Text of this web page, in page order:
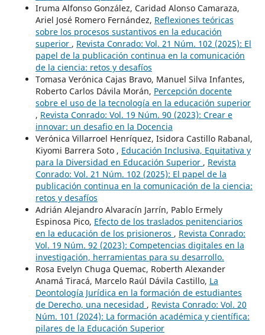
Iruma Alfonso González, Caridad Alonso Camaraza,
Ariel José Romero Fernández, Reflexiones teóricas
sobre los procesos sustantivos en la educación
superior , Revista Conrado: Vol. 21 Núm. 102 (2025): El
papel de la publicación continua en la comunicación
de la ciencia: retos y desafíos
Tomasa Verónica Cajas Bravo, Manuel Silva Infantes,
Roberto Carlos Dávila Morán, Percepción docente
sobre el uso de la tecnología en la educación superior
, Revista Conrado: Vol. 19 Núm. 90 (2023): Crear e
innovar: un desafio en la Docencia
Verónica Villarroel Henríquez, Isidora Castillo Rabanal,
Kiyomi Barrera Soto , Educación Inclusiva, Equitativa y
para la Diversidad en Educación Superior , Revista
Conrado: Vol. 21 Núm. 102 (2025): El papel de la
publicación continua en la comunicación de la ciencia:
retos y desafíos
Adrián Alejandro Alvaracín Jarrín, Pablo Ermely
Espinosa Pico, Efecto de los traslados penitenciarios
en la educación de los prisioneros , Revista Conrado:
Vol. 19 Núm. 92 (2023): Competencias digitales en la
investigación, herramientas para su desarrollo.
Rosa Evelyn Chuga Quemac, Roberth Alexander
Anamá Tiracá, Marcelo Raúl Dávila Castillo, La
Deontología Jurídica en la formación de estudiantes
de Derecho, una necesidad , Revista Conrado: Vol. 20
Núm. 101 (2024): La formación académica y científica:
pilares de la Educación Superior